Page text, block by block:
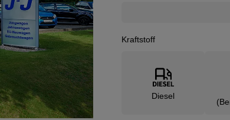
Kraftstoff
Diesel